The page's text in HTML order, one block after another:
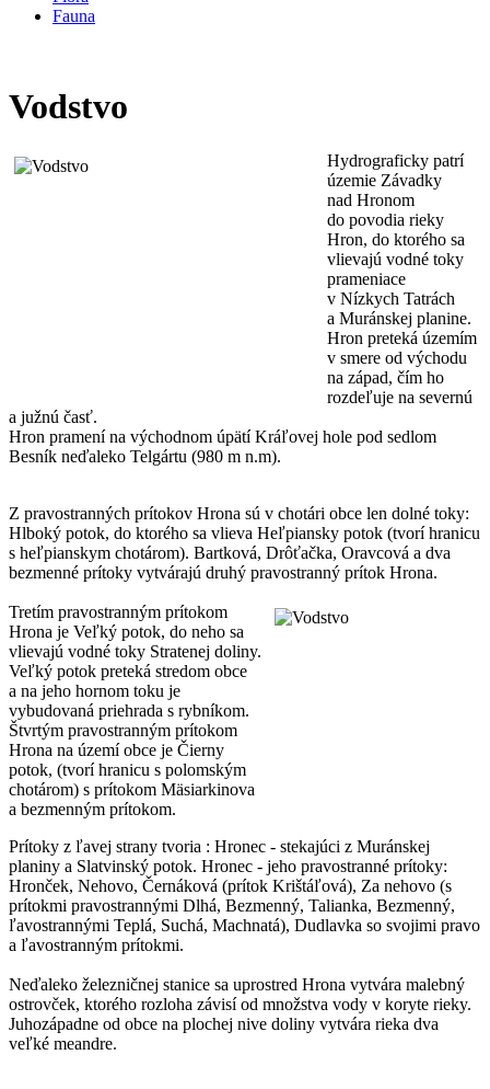
Fauna
Vodstvo
Hydrograficky patrí
územie Závadky
nad Hronom
do povodia rieky
Hron, do ktorého sa
vlievajú vodné toky
prameniace
v Nízkych Tatrách
a Muránskej planine.
Hron preteká územím
v smere od východu
na západ, čím ho
rozdeľuje na severnú
a južnú časť.
Hron pramení na východnom úpätí Kráľovej hole pod sedlom
Besník neďaleko Telgártu (980 m n.m).
Z pravostranných prítokov Hrona sú v chotári obce len dolné toky:
Hlboký potok, do ktorého sa vlieva Heľpiansky potok (tvorí hranicu
s heľpianskym chotárom). Bartková, Drôťačka, Oravcová a dva
bezmenné prítoky vytvárajú druhý pravostranný prítok Hrona.
Tretím pravostranným prítokom
Hrona je Veľký potok, do neho sa
vlievajú vodné toky Stratenej doliny.
Veľký potok preteká stredom obce
a na jeho hornom toku je
vybudovaná priehrada s rybníkom.
Štvrtým pravostranným prítokom
Hrona na území obce je Čierny
potok, (tvorí hranicu s polomským
chotárom) s prítokom Mäsiarkinova
a bezmenným prítokom.
Prítoky z ľavej strany tvoria : Hronec - stekajúci z Muránskej
planiny a Slatvinský potok. Hronec - jeho pravostranné prítoky:
Hronček, Nehovo, Černáková (prítok Krištáľová), Za nehovo (s
prítokmi pravostrannými Dlhá, Bezmenný, Talianka, Bezmenný,
ľavostrannými Teplá, Suchá, Machnatá), Dudlavka so svojimi pravo
a ľavostranným prítokmi.
Neďaleko železničnej stanice sa uprostred Hrona vytvára malebný
ostrovček, ktorého rozloha závisí od množstva vody v koryte rieky.
Juhozápadne od obce na plochej nive doliny vytvára rieka dva
veľké meandre.